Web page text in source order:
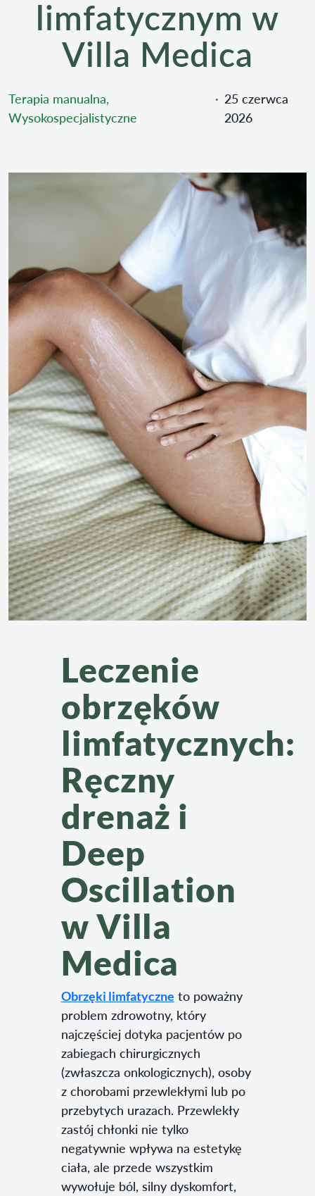
limfatycznym w
Villa Medica
Terapia manualna,
Wysokospecjalistyczne
∙ 25 czerwca
2026
Leczenie
obrzęków
limfatycznych:
Ręczny
drenaż i
Deep
Oscillation
w Villa
Medica
Obrzęki limfatyczne to poważny
problem zdrowotny, który
najczęściej dotyka pacjentów po
zabiegach chirurgicznych
(zwłaszcza onkologicznych), osoby
z chorobami przewlekłymi lub po
przebytych urazach. Przewlekły
zastój chłonki nie tylko
negatywnie wpływa na estetykę
ciała, ale przede wszystkim
wywołuje ból, silny dyskomfort,